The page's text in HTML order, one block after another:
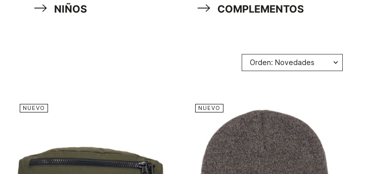
NIÑOS COMPLEMENTOS
Orden: Novedades
NUEVO NUEVO